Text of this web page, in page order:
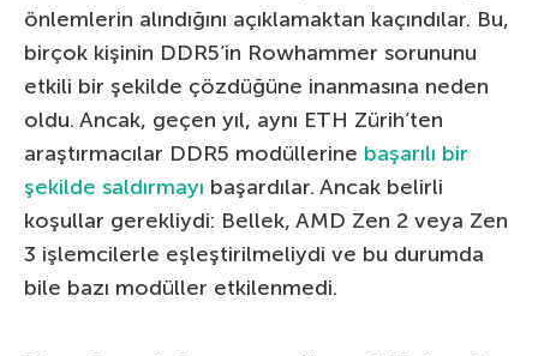
önlemlerin alındığını açıklamaktan kaçındılar. Bu,
birçok kişinin DDR5’in Rowhammer sorununu
etkili bir şekilde çözdüğüne inanmasına neden
oldu. Ancak, geçen yıl, aynı ETH Zürih’ten
araştırmacılar DDR5 modüllerine başarılı bir
şekilde saldırmayı başardılar. Ancak belirli
koşullar gerekliydi: Bellek, AMD Zen 2 veya Zen
3 işlemcilerle eşleştirilmeliydi ve bu durumda
bile bazı modüller etkilenmedi.